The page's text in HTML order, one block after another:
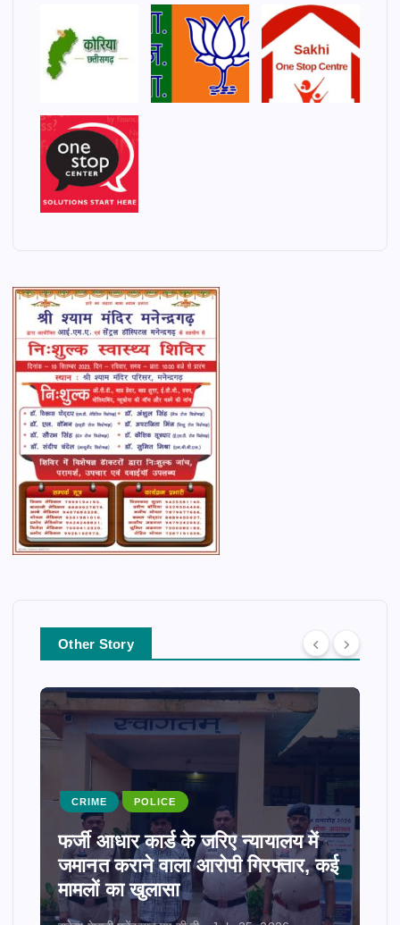
Other Story
CRIME POLICE
फर्जी आधार कार्ड के जरिए न्यायालय में
जमानत कराने वाला आरोपी गिरफ्तार, कई
मामलों का खुलासा